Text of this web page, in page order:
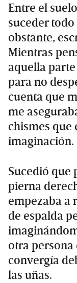
Entre el
suceder
obstante,
Mientras
aquella
para no
cuenta que
me
chismes que
imaginación.
Sucedió que
pierna
empezaba a
de espalda
otra persona
convergía
las uñas.